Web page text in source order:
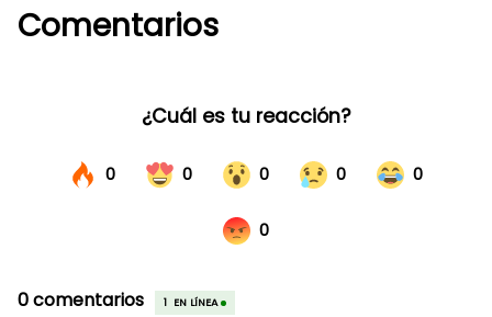
Comentarios